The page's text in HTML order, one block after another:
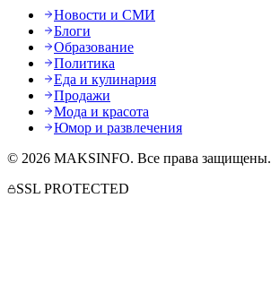
Новости и СМИ
Блоги
Образование
Политика
Еда и кулинария
Продажи
Мода и красота
Юмор и развлечения
© 2026 MAKSINFO. Все права защищены.
SSL PROTECTED